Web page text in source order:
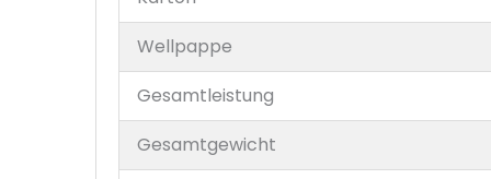
Wellpappe
Gesamtleistung
Gesamtgewicht